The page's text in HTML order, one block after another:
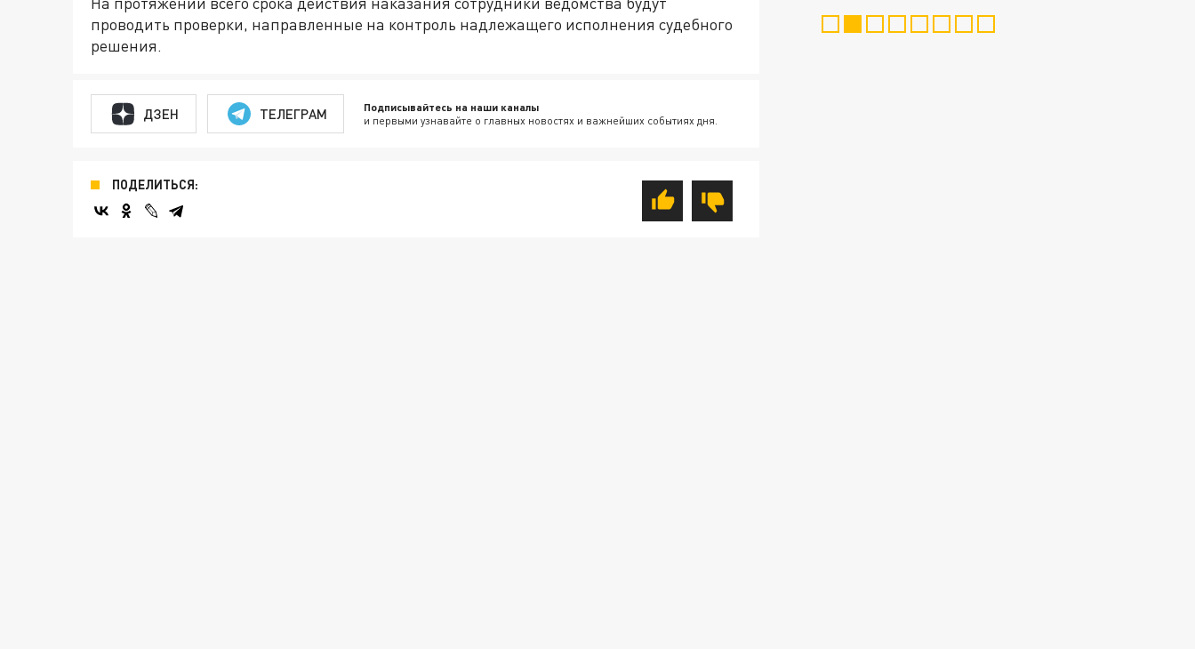
проводить проверки, направленные на контроль надлежащего исполнения судебного
решения.
ДЗЕН ТЕЛЕГРАМ Подписывайтесь на наши каналы
и первыми узнавайте о главных новостях и важнейших событиях дня.
ПОДЕЛИТЬСЯ: